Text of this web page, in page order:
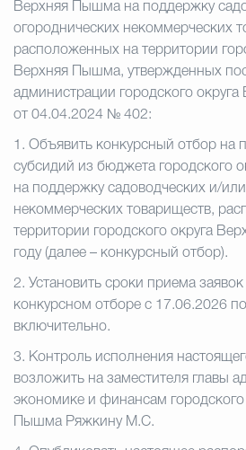
Верхняя Пышма на поддержку
огороднических некоммерческих
расположенных на территории
Верхняя Пышма, утвержденных
администрации городского
от 04.04.2024 № 402:
1. Объявить конкурсный отбор на
субсидий из бюджета городского
на поддержку садоводческих и/
некоммерческих товариществ,
территории городского округа
году (далее – конкурсный отбор).
2. Установить сроки приема заявок
конкурсном отборе с 17.06.2026
включительно.
3. Контроль исполнения
возложить на заместителя главы
экономике и финансам городского
Пышма Ряжкину М.С.